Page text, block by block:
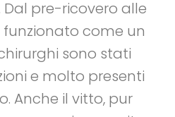
pre-ricovero alle
come un
sono stati
e molto presenti
Anche il vitto, pur